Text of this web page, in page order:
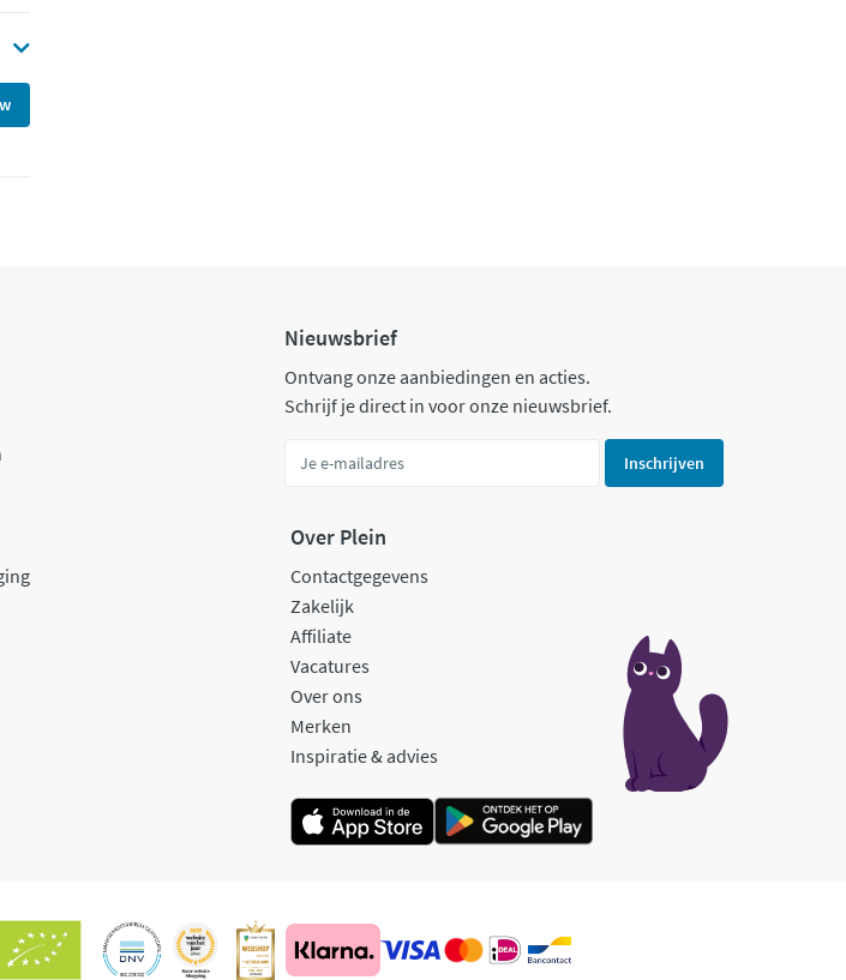
Nieuwsbrief
Ontvang onze aanbiedingen en acties.
Schrijf je direct in voor onze nieuwsbrief.
Inschrijven
Over Plein
Contactgegevens
Zakelijk
Affiliate
Vacatures
Over ons
Merken
Inspiratie & advies